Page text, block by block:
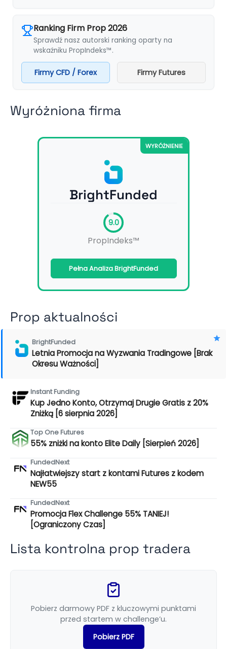
Ranking Firm Prop 2026
Sprawdź nasz autorski ranking oparty na
wskaźniku PropIndeks™.
Firmy CFD / Forex Firmy Futures
Wyróżniona firma
WYRÓŻNIENIE
BrightFunded
9.0
PropIndeks™
Pełna Analiza BrightFunded
Prop aktualności
BrightFunded
Letnia Promocja na Wyzwania Tradingowe [Brak
Okresu Ważności]
Instant Funding
Kup Jedno Konto, Otrzymaj Drugie Gratis z 20%
Zniżką [6 sierpnia 2026]
Top One Futures
55% zniżki na konto Elite Daily [Sierpień 2026]
FundedNext
Najłatwiejszy start z kontami Futures z kodem
NEW55
FundedNext
Promocja Flex Challenge 55% TANIEJ!
[Ograniczony Czas]
Lista kontrolna prop tradera
Pobierz darmowy PDF z kluczowymi punktami
przed startem w challenge’u.
Pobierz PDF